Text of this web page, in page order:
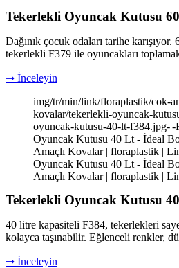
Tekerlekli Oyuncak Kutusu
Dağınık çocuk odaları tarihe
tekerlekli F379 ile oyuncakları
➞ İnceleyin
img/tr/min/link/floraplastik/cok-
kovalar/tekerlekli-oyuncak-
oyuncak-kutusu-40-lt-f384.jpg-|-
Oyuncak Kutusu 40 Lt - İdeal
Amaçlı Kovalar | floraplastik |
Oyuncak Kutusu 40 Lt - İdeal
Amaçlı Kovalar | floraplastik |
Tekerlekli Oyuncak Kutusu
40 litre kapasiteli F384, tekerlekleri
kolayca taşınabilir. Eğlenceli renkler,
➞ İnceleyin